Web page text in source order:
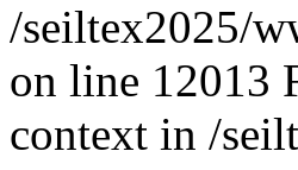
/seiltex2025/
on line 12013
context in /